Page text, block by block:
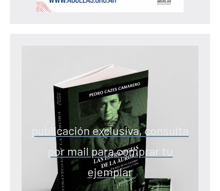
publicación exclusiva, consulta
por mail para comprar tu
ejemplar